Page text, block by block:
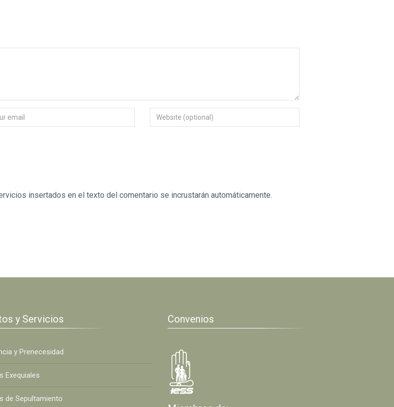
insertados en el texto del comentario se incrustarán automáticamente.
y Servicios
y Prenecesidad
Exequiales
de Sepultamiento
Convenios